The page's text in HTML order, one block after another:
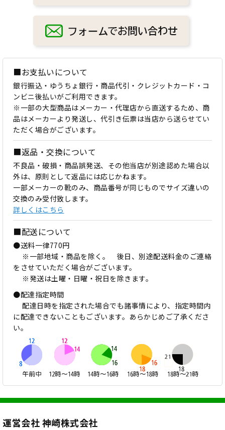
■お支払いについて
銀行振込・ゆうちょ銀行・商品代引・クレジットカード・コ
ンビニ後払いがご利用できます。
※一部の大型商品はメーカー・代理店から直送するため、商
品はメーカーより発送し、代引き伝票は当店から送らせてい
ただく場合がございます。
■返品・交換について
不良品・破損・商品誤発送、その他当店が別途認めた場合以
外は、原則として返品には応じかねます。
一部メーカーの靴のみ、商品番号が同じものでサイズ違いの
交換のみ受付致します。
詳しくはこちら
■配送について
●送料一律770円
※一部地域・商品を除く。 後日、別途配送料金のご連絡
をさせていただく場合がございます。
※発送は土曜・日曜・祝日を除きます。
●配達指定時間
配達日時を指定された場合でも諸事情により、指定時間内
に配達できないこともございます。あらかじめご了承くださ
い。
運営会社 神崎株式会社